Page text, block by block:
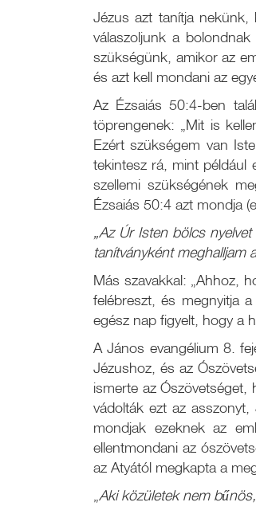
Jézus azt tanítja
válaszoljunk a
szükségünk, amikor az
és azt kell mondani az
Az Ézsaiás 50:4-ben
töprengenek: „Mit is
Ezért szükségem van
tekintesz rá, mint például
szellemi szükségének
Ézsaiás 50:4 azt mondja
„Az Úr Isten bölcs
tanítványként meghalljam
Más szavakkal: „Ahhoz,
felébreszt, és megnyitja
egész nap figyelt, hogy a
A János evangélium 8.
Jézushoz, és az
ismerte az
vádolták ezt az
mondjak ezeknek az
ellentmondani az
az Atyától megkapta a
Aki közületek nem